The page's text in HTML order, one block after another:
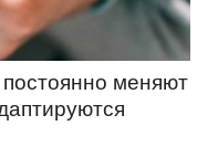
меняют